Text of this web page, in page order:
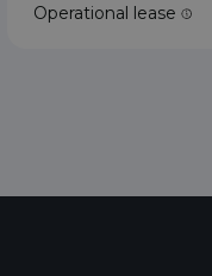
Operational lease